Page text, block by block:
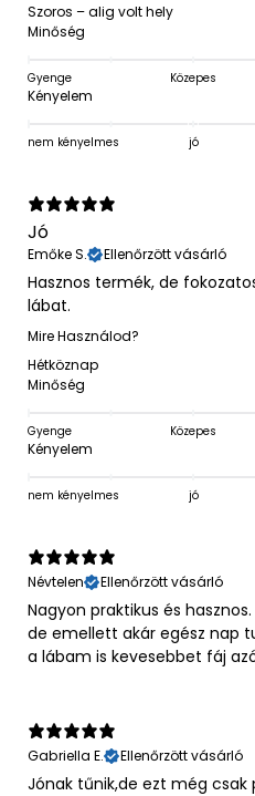
Szoros – alig volt hely
Minőség
Gyenge Közepes
Kényelem
nem kényelmes jó
Jó
Emőke S. Ellenőrzött vásárló
Hasznos termék, de
lábat.
Mire Használod?
Hétköznap
Minőség
Gyenge Közepes
Kényelem
nem kényelmes jó
Névtelen
Ellenőrzött vásárló
Nagyon praktikus és
de emellett akár egész nap
a lábam is kevesebbet fáj
Gabriella E.
Ellenőrzött vásárló
Jónak tűnik,de ezt még